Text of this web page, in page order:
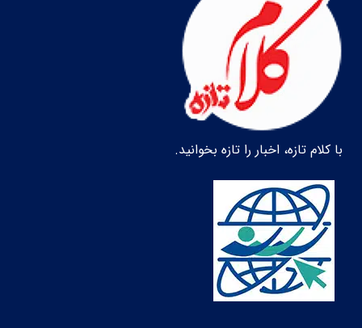
با کلام تازه، اخبار را تازه بخوانید.